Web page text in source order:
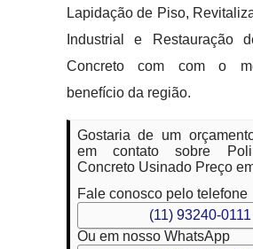
Lapidação de Piso,
Industrial e Restauração
Concreto com com o
benefício da região.
Gostaria de um
em contato sobre
Concreto Usinado Preço
Fale conosco pelo telefone
(11) 93240-0111
Ou em nosso WhatsApp